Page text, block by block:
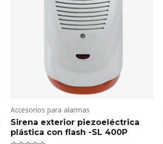
Accesorios para alarmas
Sirena exterior piezoeléctrica
plástica con flash -SL 400P